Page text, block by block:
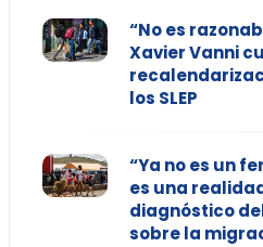
“No es
Xavier Vanni
los SLEP
“Ya no es un
es una
diagnóstico
sobre la